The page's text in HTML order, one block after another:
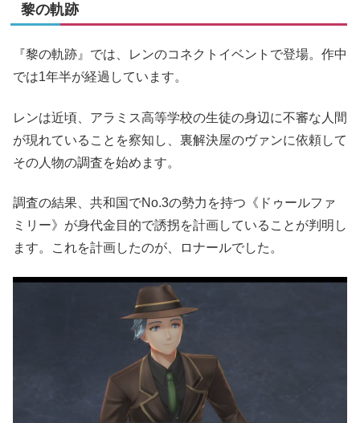
黎の軌跡
『黎の軌跡』では、レンのコネクトイベントで登場。作中
では1年半が経過しています。
レンは近頃、アラミス高等学校の生徒の身辺に不審な人間
が現れていることを察知し、裏解決屋のヴァンに依頼して
その人物の調査を始めます。
調査の結果、共和国でNo.3の勢力を持つ《ドゥールファ
ミリー》が身代金目的で誘拐を計画していることが判明し
ます。これを計画したのが、ロナールでした。